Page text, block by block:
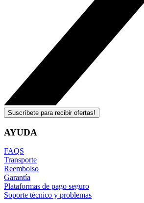
Suscríbete para recibir ofertas!
AYUDA
FAQS
Transporte
Reembolso
Garantía
Plataformas de pago seguro
Soporte técnico y problemas